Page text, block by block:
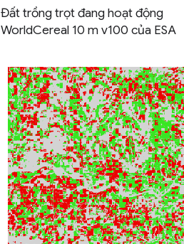
Đất trồng trọt đang hoạt động
WorldCereal 10 m v100 của ESA